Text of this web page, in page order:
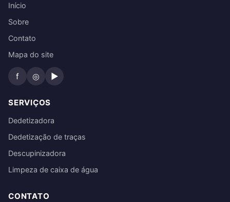
Início
Sobre
Contato
Mapa do site
f ◎ ▶
SERVIÇOS
Dedetizadora
Dedetização de traças
Descupinizadora
Limpeza de caixa de água
CONTATO